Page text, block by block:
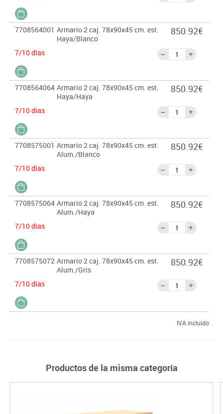
7708564001 Armario 2 caj. 78x90x45 cm. est.
Haya/Blanco
7/10 días
850.92€
7708564064 Armario 2 caj. 78x90x45 cm. est.
Haya/Haya
7/10 días
850.92€
7708575001 Armario 2 caj. 78x90x45 cm. est.
Alum./Blanco
7/10 días
850.92€
7708575064 Armario 2 caj. 78x90x45 cm. est.
Alum./Haya
7/10 días
850.92€
7708575072 Armario 2 caj. 78x90x45 cm. est.
Alum./Gris
7/10 días
850.92€
IVA incluido
Productos de la misma categoría